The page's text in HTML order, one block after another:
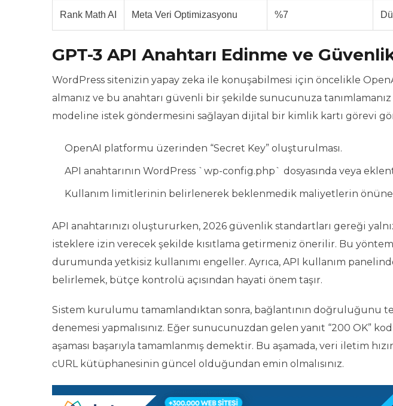
Rank Math AI Meta Veri Optimizasyonu %7
GPT-3 API Anahtarı Edinme ve Güvenlik
WordPress sitenizin yapay zeka ile konuşabilmesi için öncelikle
almanız ve bu anahtarı güvenli bir şekilde sunucunuza
modeline istek göndermesini sağlayan dijital bir kimlik kartı görevi
OpenAI platformu üzerinden “Secret Key” oluşturulması.
API anahtarının WordPress `wp-config.php` dosyasında veya
Kullanım limitlerinin belirlenerek beklenmedik maliyetlerin
API anahtarınızı oluştururken, 2026 güvenlik standartları gereği
isteklere izin verecek şekilde kısıtlama getirmeniz önerilir. Bu yöntem,
durumunda yetkisiz kullanımı engeller. Ayrıca, API kullanım
belirlemek, bütçe kontrolü açısından hayati önem taşır.
Sistem kurulumu tamamlandıktan sonra, bağlantının doğruluğunu
denemesi yapmalısınız. Eğer sunucunuzdan gelen yanıt “200 OK”
aşaması başarıyla tamamlanmış demektir. Bu aşamada, veri iletim
cURL kütüphanesinin güncel olduğundan emin olmalısınız.